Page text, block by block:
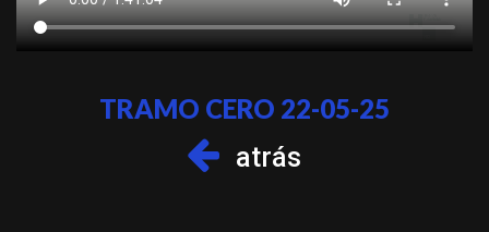
TRAMO CERO 22-05-25
atrás